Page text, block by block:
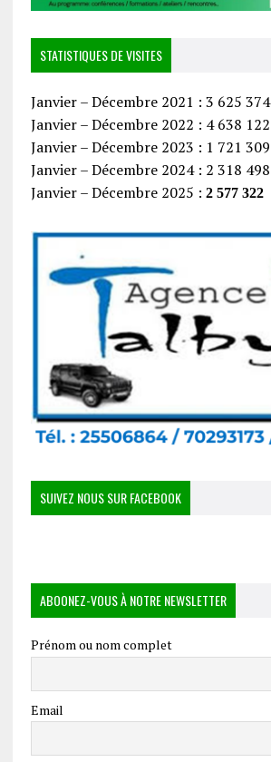
STATISTIQUES DE VISITES
Janvier – Décembre 2021 : 3 625 374
Janvier – Décembre 2022 : 4 638 122
Janvier – Décembre 2023 : 1 721 309
Janvier – Décembre 2024 : 2 318 498
Janvier – Décembre 2025 : 2 577 322
SUIVEZ NOUS SUR FACEBOOK
ABOONEZ-VOUS À NOTRE NEWSLETTER
Prénom ou nom complet
Email